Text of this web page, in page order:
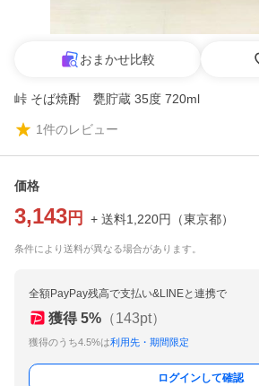
おまかせ比較
峠 そば焼酎 甕貯蔵 35度 720ml
1件のレビュー
価格
3,143 円 + 送料1,220円 （東京都）
条件により送料が異なる場合があります。
全額PayPay残高で支払い&LINEと連携で
獲得 5% （143pt）
獲得のうち4.5%は利用先・期間限定
ログインして確認